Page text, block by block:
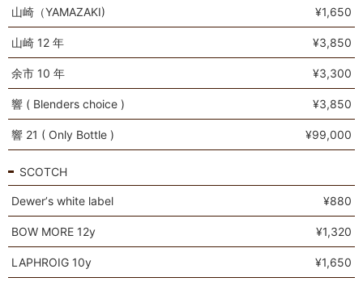
山崎（YAMAZAKI) ¥1,650
山崎 12 年 ¥3,850
余市 10 年 ¥3,300
響 ( Blenders choice ) ¥3,850
響 21 ( Only Bottle ) ¥99,000
SCOTCH
Dewerʼs white label ¥880
BOW MORE 12y ¥1,320
LAPHROIG 10y ¥1,650